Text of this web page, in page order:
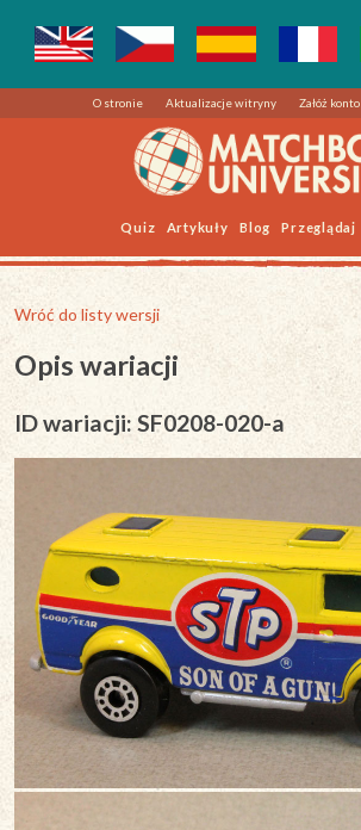
O stronie Aktualizacje witryny Załóż konto
Quiz Artykuły Blog Przeglądaj
Wróć do listy wersji
Opis wariacji
ID wariacji: SF0208-020-a